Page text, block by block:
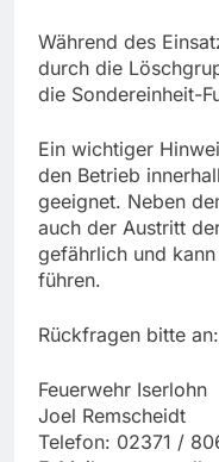
Während des
durch die
die Sondereinheit-
Ein wichtiger
den Betrieb
geeignet. Neben
auch der Austritt
gefährlich und
führen.
Rückfragen bitte an:
Feuerwehr Iserlohn
Joel Remscheidt
Telefon: 02371 /